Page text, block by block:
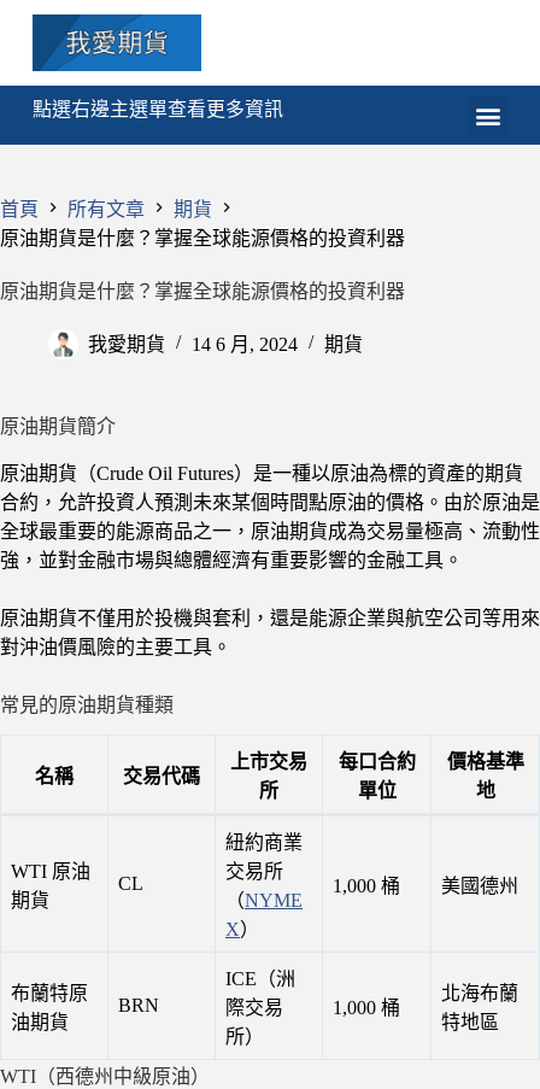
點選右邊主選單查看更多資訊
首頁 所有文章
期貨
原油期貨是什麼？掌握全球能源價格的投資利器
原油期貨是什麼？掌握全球能源價格的投資利器
我愛期貨 14 6 月, 2024 期貨
原油期貨簡介
原油期貨（Crude Oil Futures）是一種以原油為標的資產的期貨
合約，允許投資人預測未來某個時間點原油的價格。由於原油是
全球最重要的能源商品之一，原油期貨成為交易量極高、流動性
強，並對金融市場與總體經濟有重要影響的金融工具。
原油期貨不僅用於投機與套利，還是能源企業與航空公司等用來
對沖油價風險的主要工具。
常見的原油期貨種類
名稱 交易代碼
上市交易
所
每口合約
單位
價格基準
地
WTI 原油
期貨
CL
紐約商業
交易所
（NYME
X）
1,000 桶 美國德州
布蘭特原
油期貨
BRN
ICE（洲
際交易
所）
1,000 桶
北海布蘭
特地區
WTI（西德州中級原油）